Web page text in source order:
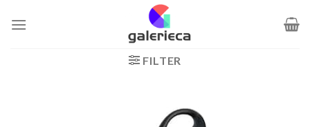
Inhalt
FILTER